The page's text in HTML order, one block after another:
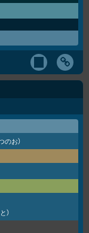
のお）
）